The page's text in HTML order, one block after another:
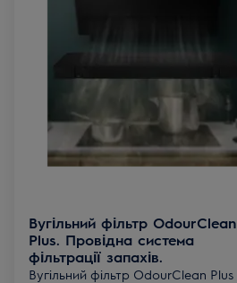
Вугільний фільтр OdourClean
Plus. Провідна система
фільтрації запахів.
Вугільний фільтр OdourClean Plus